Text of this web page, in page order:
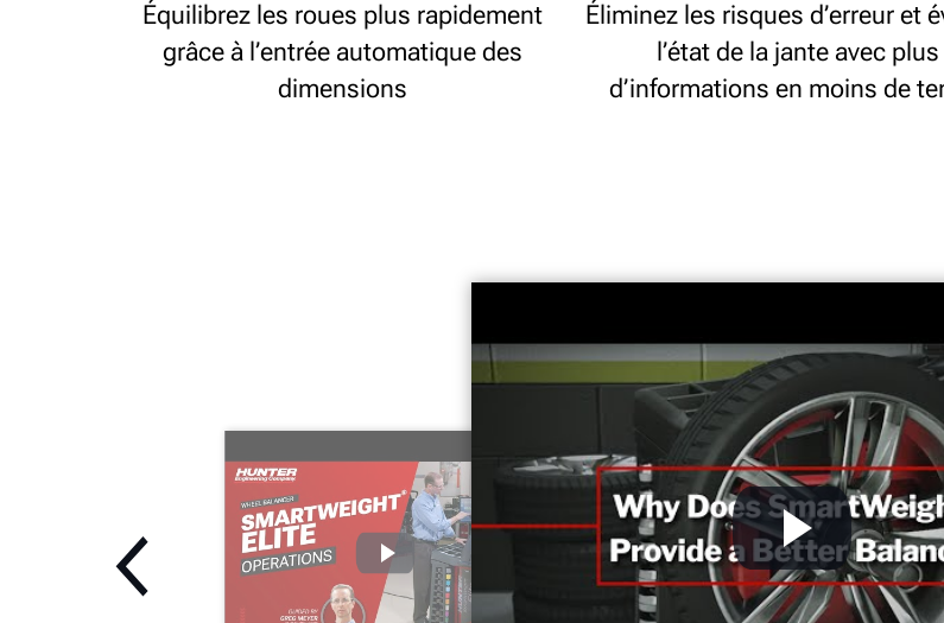
Équilibrez les roues plus rapidement
grâce à l’entrée automatique des
dimensions
Éliminez les risques d’erreur et
l’état de la jante avec plus
d’informations en moins de